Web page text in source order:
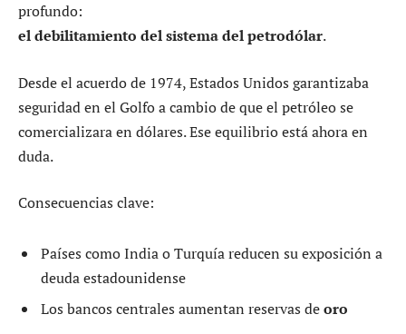
profundo:
el debilitamiento del sistema del petrodólar.
Desde el acuerdo de 1974, Estados Unidos garantizaba
seguridad en el Golfo a cambio de que el petróleo se
comercializara en dólares. Ese equilibrio está ahora en
duda.
Consecuencias clave:
Países como India o Turquía reducen su exposición a
deuda estadounidense
Los bancos centrales aumentan reservas deoro